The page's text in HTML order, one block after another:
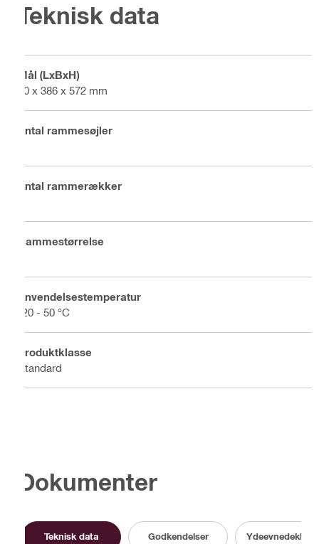
Teknisk data
Mål (LxBxH)
60 x 386 x 572 mm
Antal rammesøjler
Antal rammerækker
Rammestørrelse
Anvendelsestemperatur
-20 - 50 °C
Produktklasse
Standard
Dokumenter
Teknisk data Godkendelser